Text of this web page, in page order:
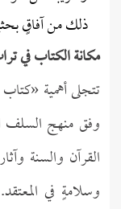
ذلك من آفاقٍ
مكانة الكتاب في
تتجلى أهمية
وفق منهج السلف
القرآن والسنة
وسلامةٍ في